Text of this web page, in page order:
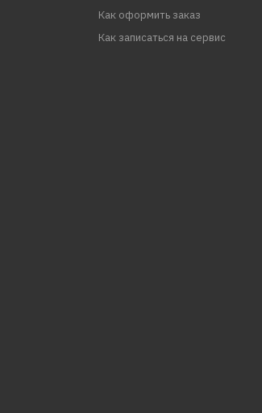
Как оформить заказ
Как записаться на сервис